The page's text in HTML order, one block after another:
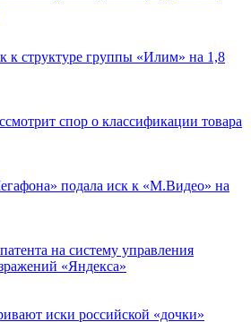
к структуре группы «Илим» на 1,8
спор о классификации товара
подала иск к «М.Видео» на
на систему управления
«Яндекса»
иски российской «дочки»